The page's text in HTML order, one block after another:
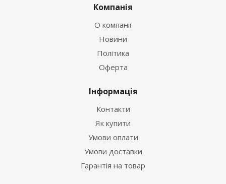
Компанія
О компанії
Новини
Політика
Оферта
Інформація
Контакти
Як купити
Умови оплати
Умови доставки
Гарантія на товар